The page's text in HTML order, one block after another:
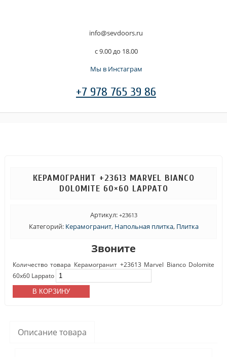
info@sevdoors.ru
c 9.00 до 18.00
Мы в Инстаграм
+7 978 765 39 86
КЕРАМОГРАНИТ +23613 MARVEL BIANCO
DOLOMITE 60×60 LAPPATO
Артикул: +23613
Категорий: Керамогранит, Напольная плитка, Плитка
Звоните
Количество товара Керамогранит +23613 Marvel Bianco Dolomite
60x60 Lappato
В КОРЗИНУ
Описание товара